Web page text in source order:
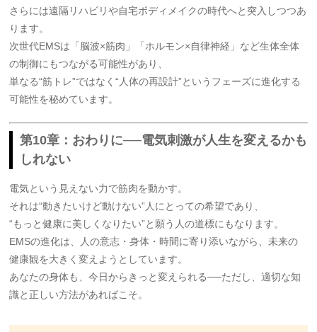
さらには遠隔リハビリや自宅ボディメイクの時代へと突入しつつあ
ります。
次世代EMSは「脳波×筋肉」「ホルモン×自律神経」など生体全体
の制御にもつながる可能性があり、
単なる“筋トレ”ではなく“人体の再設計”というフェーズに進化する
可能性を秘めています。
第10章：おわりに──電気刺激が人生を変えるかも
しれない
電気という見えない力で筋肉を動かす。
それは“動きたいけど動けない”人にとっての希望であり、
“もっと健康に美しくなりたい”と願う人の道標にもなります。
EMSの進化は、人の意志・身体・時間に寄り添いながら、未来の
健康観を大きく変えようとしています。
あなたの身体も、今日からきっと変えられる──ただし、適切な知
識と正しい方法があればこそ。